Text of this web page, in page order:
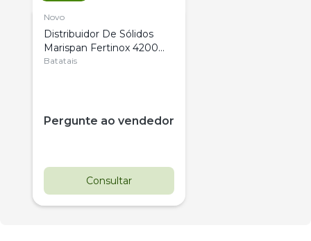
Novo
Distribuidor De Sólidos
Marispan Fertinox 4200
Citrus
Batatais
Pergunte ao vendedor
Consultar